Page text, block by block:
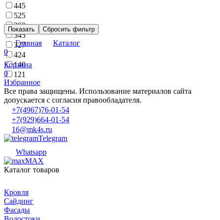
445
525
260
345
327
424
140
121
Показать Сбросить фильтр
Главная
Каталог
0
Корзина
0
Избранное
Все права защищены. Использование материалов сайта
допускается с согласия правообладателя.
+7(4967)76-01-54
+7(929)664-01-54
16@mk4s.ru
Telegram
Whatsapp
MAX
Каталог товаров
Кровля
Сайдинг
Фасады